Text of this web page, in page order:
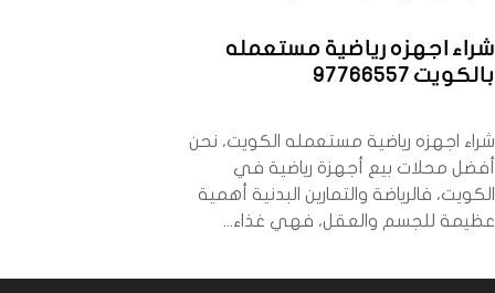
شراء اجهزه رياضية مستعمله
بالكويت 97766557
شراء اجهزه رياضية مستعمله الكويت، نحن
أفضل محلات بيع أجهزة رياضية في
الكويت، فالرياضة والتمارين البدنية أهمية
عظيمة للجسم والعقل، فهي غذاء...